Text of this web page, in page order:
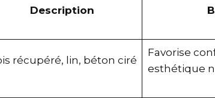
Description
récupéré, lin, béton ciré
Favorise
esthétique